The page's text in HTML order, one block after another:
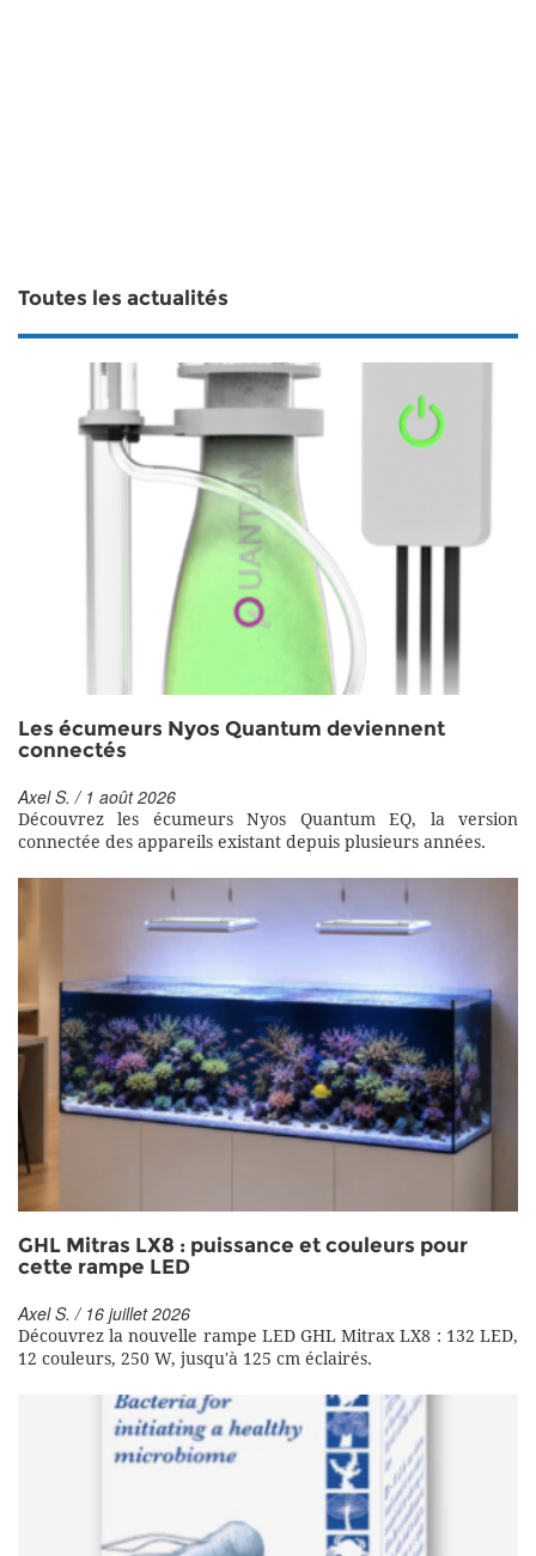
Toutes les actualités
Les écumeurs Nyos Quantum deviennent
connectés
Axel S. / 1 août 2026
Découvrez les écumeurs Nyos Quantum EQ, la version
connectée des appareils existant depuis plusieurs années.
GHL Mitras LX8 : puissance et couleurs pour
cette rampe LED
Axel S. / 16 juillet 2026
Découvrez la nouvelle rampe LED GHL Mitrax LX8 : 132 LED,
12 couleurs, 250 W, jusqu'à 125 cm éclairés.